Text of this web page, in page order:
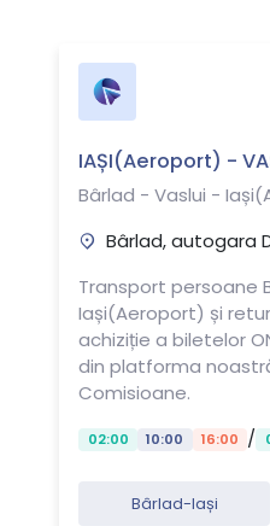
IAȘI(Aeroport) -
Bârlad - Vaslui -
Bârlad, autogara
Transport persoane
Iași(Aeroport) și
achiziție a biletelor
din platforma
Comisioane.
02:00 10:00 16:00 /
Bârlad-Iași